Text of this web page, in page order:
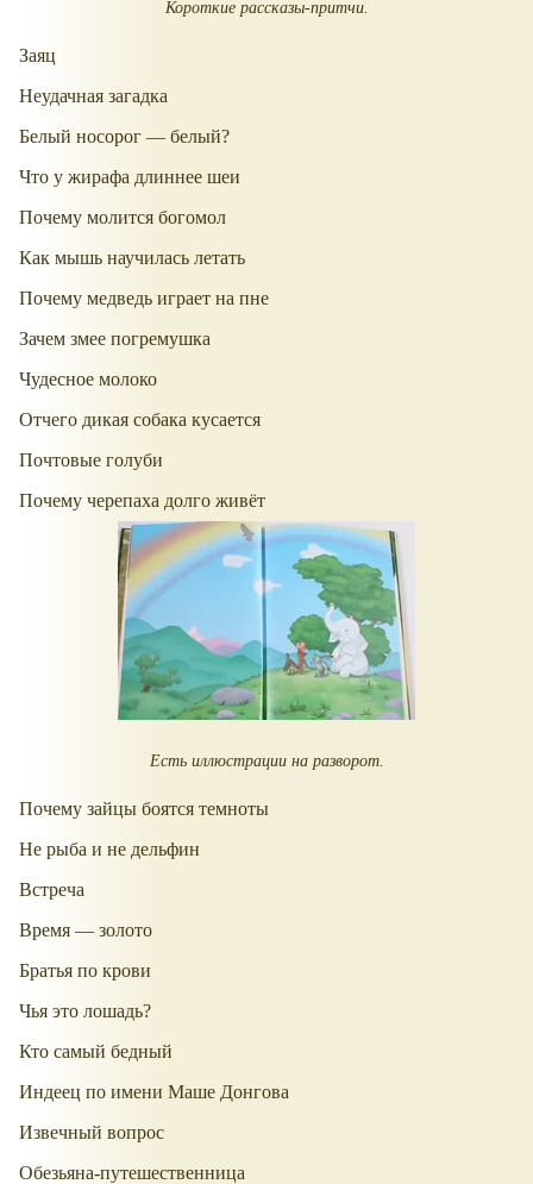
Короткие рассказы-притчи.
Заяц
Неудачная загадка
Белый носорог — белый?
Что у жирафа длиннее шеи
Почему молится богомол
Как мышь научилась летать
Почему медведь играет на пне
Зачем змее погремушка
Чудесное молоко
Отчего дикая собака кусается
Почтовые голуби
Почему черепаха долго живёт
Есть иллюстрации на разворот.
Почему зайцы боятся темноты
Не рыба и не дельфин
Встреча
Время — золото
Братья по крови
Чья это лошадь?
Кто самый бедный
Индеец по имени Маше Донгова
Извечный вопрос
Обезьяна-путешественница